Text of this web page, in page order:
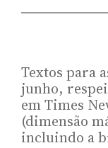
Textos para
junho,
em Times
(dimensão
incluindo a